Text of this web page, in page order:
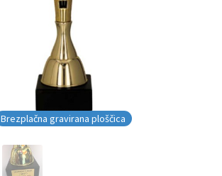
Brezplačna gravirana ploščica